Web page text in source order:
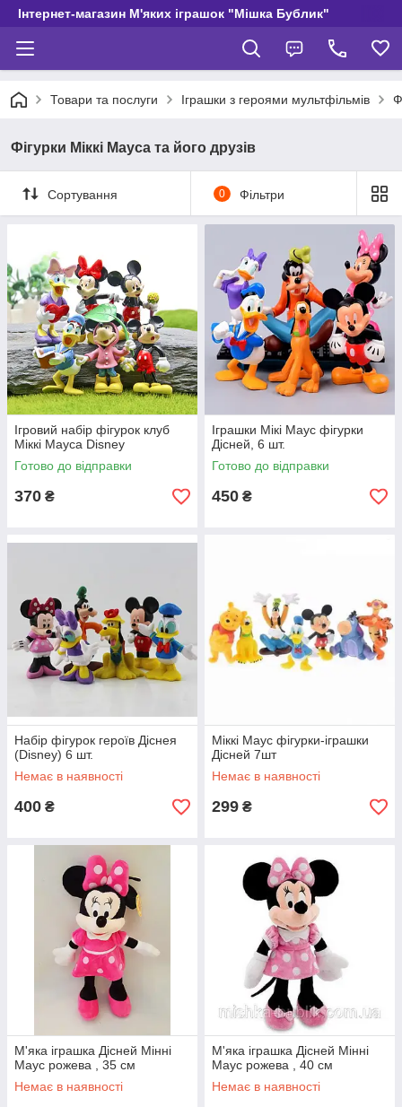
Інтернет-магазин М'яких іграшок "Мішка Бублик"
Товари та послуги Іграшки з героями мультфільмів
Фігурки Міккі Мауса та його друзів
Сортування 0 Фільтри
Ігровий набір фігурок клуб
Міккі Мауса Disney
Готово до відправки
370 ₴
Іграшки Мікі Маус фігурки
Дісней, 6 шт.
Готово до відправки
450 ₴
Набір фігурок героїв Діснея
(Disney) 6 шт.
Немає в наявності
400 ₴
Міккі Маус фігурки-іграшки
Дісней 7шт
Немає в наявності
299 ₴
М'яка іграшка Дісней Мінні
Маус рожева , 35 см
Немає в наявності
М'яка іграшка Дісней Мінні
Маус рожева , 40 см
Немає в наявності